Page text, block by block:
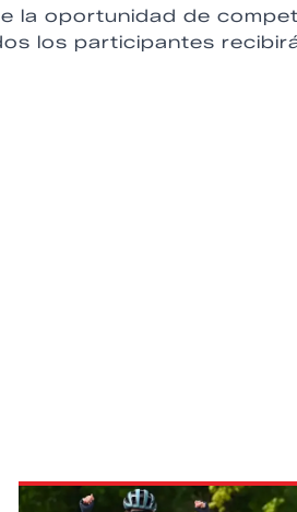
la oportunidad de
los participantes